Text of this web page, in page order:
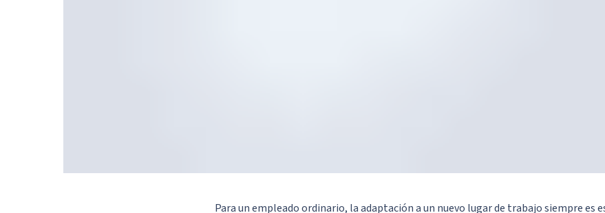
Para un empleado ordinario, la adaptación a un nuevo lugar de trabajo siempre es